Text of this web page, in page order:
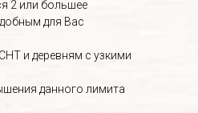
2 или большее
для Вас
и деревням с узкими
данного лимита